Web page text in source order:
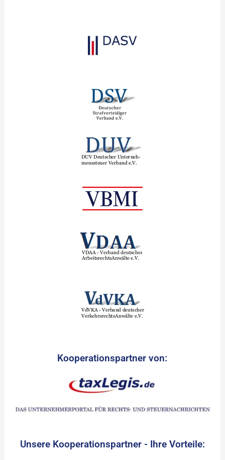
Kooperationspartner von:
Unsere Kooperationspartner - Ihre Vorteile: